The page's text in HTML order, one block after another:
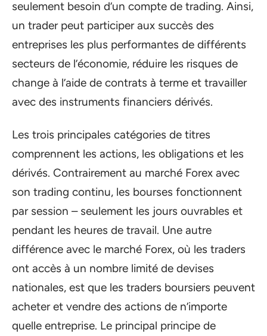
seulement besoin d’un compte de trading. Ainsi,
un trader peut participer aux succès des
entreprises les plus performantes de différents
secteurs de l’économie, réduire les risques de
change à l’aide de contrats à terme et travailler
avec des instruments financiers dérivés.
Les trois principales catégories de titres
comprennent les actions, les obligations et les
dérivés. Contrairement au marché Forex avec
son trading continu, les bourses fonctionnent
par session – seulement les jours ouvrables et
pendant les heures de travail. Une autre
différence avec le marché Forex, où les traders
ont accès à un nombre limité de devises
nationales, est que les traders boursiers peuvent
acheter et vendre des actions de n’importe
quelle entreprise. Le principal principe de